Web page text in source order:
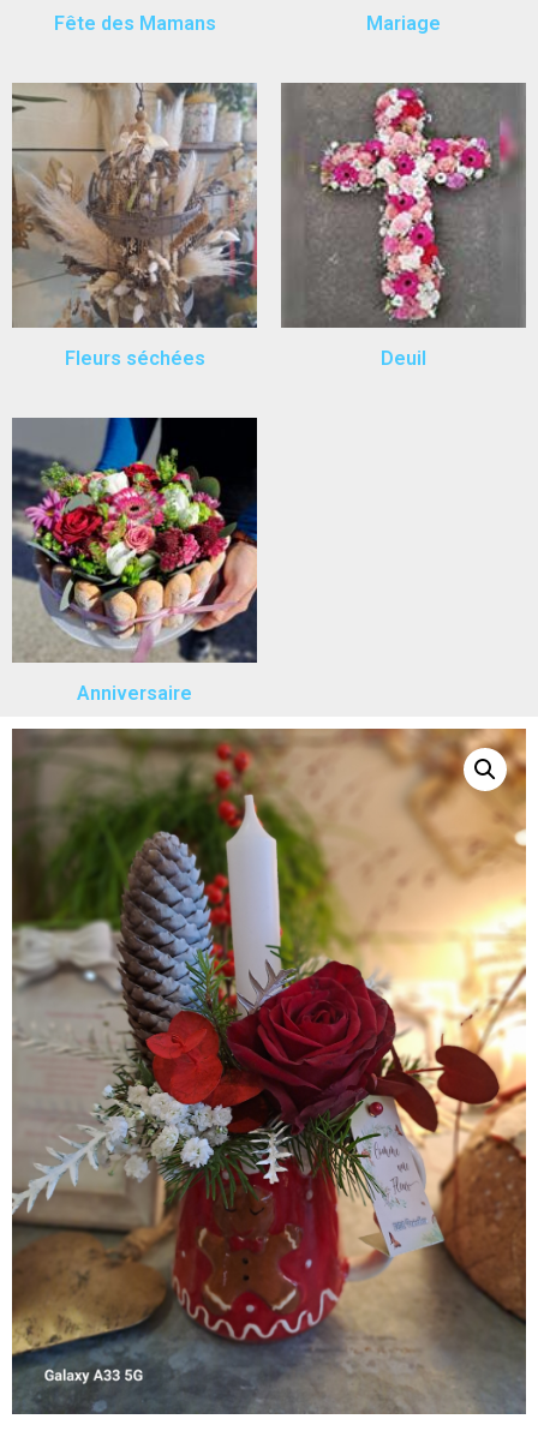
Fête des Mamans Mariage
Fleurs séchées Deuil
Anniversaire